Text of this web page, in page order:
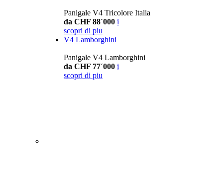
Panigale V4 Tricolore Italia
da CHF 88´000 i
scopri di piu
V4 Lamborghini
Panigale V4 Lamborghini
da CHF 77´000 i
scopri di piu